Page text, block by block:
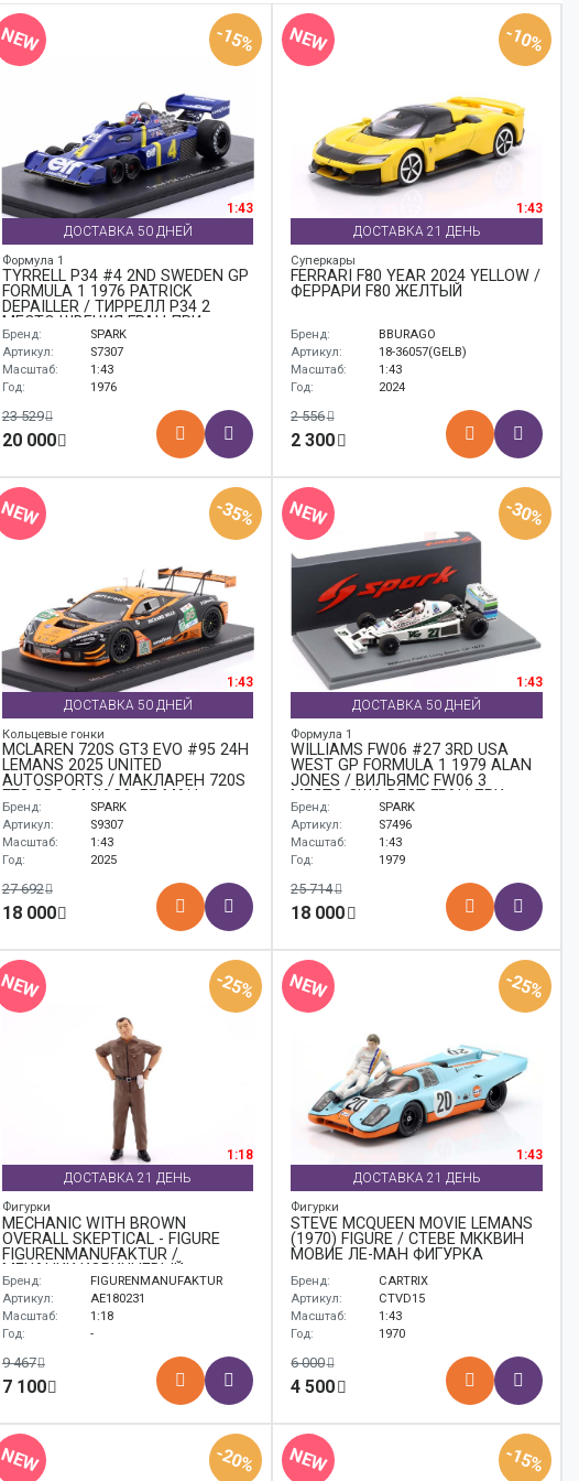
NEW -15%
1:43
ДОСТАВКА 50 ДНЕЙ
Формула 1
TYRRELL P34 #4 2ND SWEDEN GP
FORMULA 1 1976 PATRICK
DEPAILLER / ТИРРЕЛЛ P34 2
МЕСТО ШВЕЦИЯ ГРАН-ПРИ
ФОРМУЛА-1 ПАТРИК
ДЕПАЙЛЛЕР
Бренд:
SPARK
Артикул:
S7307
Масштаб:
1:43
Год:
1976
23 529
20 000
NEW -10%
1:43
ДОСТАВКА 21 ДЕНЬ
Суперкары
FERRARI F80 YEAR 2024 YELLOW /
ФЕРРАРИ F80 ЖЕЛТЫЙ
Бренд:
BBURAGO
Артикул:
18-36057(GELB)
Масштаб:
1:43
Год:
2024
2 556
2 300
NEW -35%
1:43
ДОСТАВКА 50 ДНЕЙ
Кольцевые гонки
MCLAREN 720S GT3 EVO #95 24H
LEMANS 2025 UNITED
AUTOSPORTS / МАКЛАРЕН 720S
ГТ3 ЭВО 24 ЧАСА ЛЕ-МАН
УНИТЕД АУТОСПОРЦ
Бренд:
SPARK
Артикул:
S9307
Масштаб:
1:43
Год:
2025
27 692
18 000
NEW -30%
1:43
ДОСТАВКА 50 ДНЕЙ
Формула 1
WILLIAMS FW06 #27 3RD USA
WEST GP FORMULA 1 1979 ALAN
JONES / ВИЛЬЯМС FW06 3
МЕСТО США ВЕСТ ГРАН-ПРИ
ФОРМУЛА-1 АЛАН ДЖОНЕС
Бренд:
SPARK
Артикул:
S7496
Масштаб:
1:43
Год:
1979
25 714
18 000
NEW -25%
1:18
ДОСТАВКА 21 ДЕНЬ
Фигурки
MECHANIC WITH BROWN
OVERALL SKEPTICAL - FIGURE
FIGURENMANUFAKTUR /
МЕЧАНИК КОРИЧНЕВЫЙ
ОВЕРАЛЛ СКЕПТИКАЛ ФИГУРКА
ФИГУРЕНМАНУФАКТУР
Бренд:
FIGURENMANUFAKTUR
Артикул:
AE180231
Масштаб:
1:18
Год:
-
9 467
7 100
NEW -25%
1:43
ДОСТАВКА 21 ДЕНЬ
Фигурки
STEVE MCQUEEN MOVIE LEMANS
(1970) FIGURE / СТЕВЕ МККВИН
МОВИЕ ЛЕ-МАН ФИГУРКА
Бренд:
CARTRIX
Артикул:
CTVD15
Масштаб:
1:43
Год:
1970
6 000
4 500
NEW -20% NEW -15%